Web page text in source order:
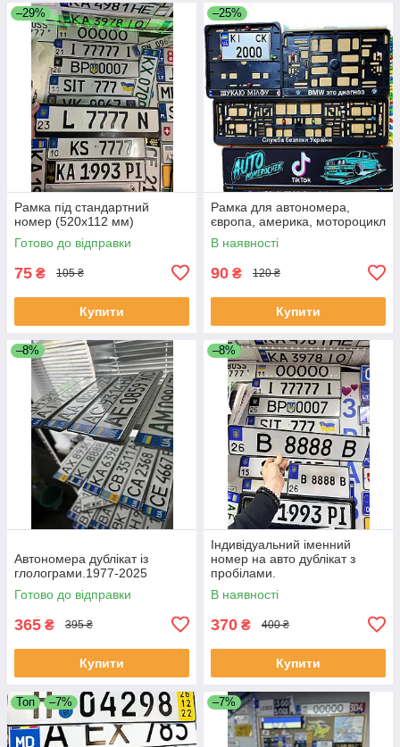
–29%
Рамка під стандартний
номер (520х112 мм)
Готово до відправки
75 ₴ 105 ₴
Купити
–25%
Рамка для автономера,
європа, америка, мотороцикл
В наявності
90 ₴ 120 ₴
Купити
–8%
Автономера дублікат із
глолограми.1977-2025
Готово до відправки
365 ₴ 395 ₴
Купити
–8%
Індивідуальний іменний
номер на авто дублікат з
пробілами.
В наявності
370 ₴ 400 ₴
Купити
Топ –7% –7%